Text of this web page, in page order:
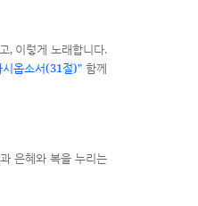
, 이렇게 노래합니다.
옵소서(31절)"함께
은혜와 복을 누리는